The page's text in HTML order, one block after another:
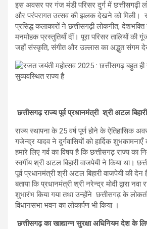
इस अवसर पर गंज मंडी परिसर दुर्ग में छत्तीसगढ़ी
और परंपरागत उत्सव की झलक देखने को मिली।
प्रसिद्ध कलाकारों ने छत्तीसगढ़ी लोकगीत, देशभक्ति
मनमोहक प्रस्तुतियाँ दीं। पूरा परिसर तालियों
जहाँ संस्कृति, संगीत और उल्लास का अद्भुत संगम
छत्तीसगढ़ राज्य पूर्व प्रधानमंत्री श्री अटल
राज्य स्थापना के 25 वर्ष पूर्ण होने के ऐतिहासिक
गजेन्द्र यादव ने दुर्गवासियों को हार्दिक
हमारे लिए गर्व का विषय है कि छत्तीसगढ़ राज्य का
स्वर्गीय श्री अटल बिहारी वाजपेयी ने किया था।
पूर्व प्रधानमंत्री श्री अटल बिहारी वाजपेयी की
बताया कि प्रधानमंत्री श्री नरेन्द्र मोदी द्वारा नवा
शुभारंभ किया गया तथा उन्होंने छत्तीसगढ़ के
विधानसभा भवन का लोकार्पण भी किया ।
छत्तीसगढ़ का खाद्यान्न सुरक्षा अधिनियम देश के